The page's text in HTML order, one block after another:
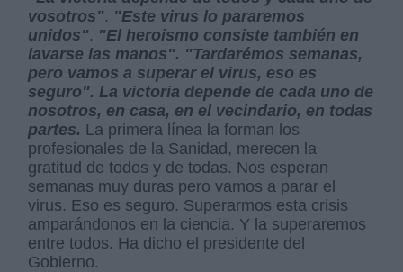
vosotros". "Este virus lo pararemos
unidos". "El heroismo consiste también en
lavarse las manos". "Tardarémos semanas,
pero vamos a superar el virus, eso es
seguro". La victoria depende de cada uno de
nosotros, en casa, en el vecindario, en todas
partes. La primera línea la forman los
profesionales de la Sanidad, merecen la
gratitud de todos y de todas. Nos esperan
semanas muy duras pero vamos a parar el
virus. Eso es seguro. Superarmos esta crisis
amparándonos en la ciencia. Y la superaremos
entre todos. Ha dicho el presidente del
Gobierno.